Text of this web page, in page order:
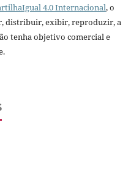
4.0 Internacional, o
distribuir, exibir, reproduzir, a
tenha objetivo comercial e